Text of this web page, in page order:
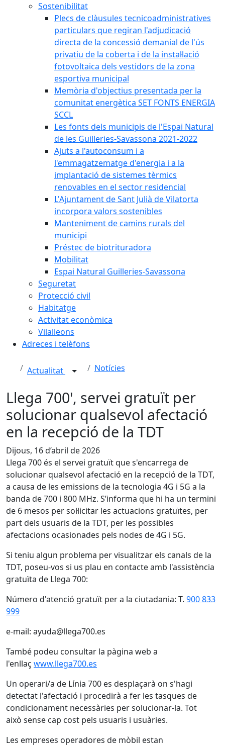
Sostenibilitat
Plecs de clàusules tecnicoadministratives
particulars que regiran l'adjudicació
directa de la concessió demanial de l'ús
privatiu de la coberta i de la instal·lació
fotovoltaica dels vestidors de la zona
esportiva municipal
Memòria d'objectius presentada per la
comunitat energètica SET FONTS ENERGIA
SCCL
Les fonts dels municipis de l'Espai Natural
de les Guilleries-Savassona 2021-2022
Ajuts a l'autoconsum i a
l'emmagatzematge d'energia i a la
implantació de sistemes tèrmics
renovables en el sector residencial
L'Ajuntament de Sant Julià de Vilatorta
incorpora valors sostenibles
Manteniment de camins rurals del
municipi
Préstec de biotrituradora
Mobilitat
Espai Natural Guilleries-Savassona
Seguretat
Protecció civil
Habitatge
Activitat econòmica
Vilalleons
Adreces i telèfons
Actualitat Notícies
Llega 700', servei gratuït per
solucionar qualsevol afectació
en la recepció de la TDT
Dijous, 16 d’abril de 2026
Llega 700 és el servei gratuït que s'encarrega de
solucionar qualsevol afectació en la recepció de la TDT,
a causa de les emissions de la tecnologia 4G i 5G a la
banda de 700 i 800 MHz. S’informa que hi ha un termini
de 6 mesos per sol·licitar les actuacions gratuïtes, per
part dels usuaris de la TDT, per les possibles
afectacions ocasionades pels nodes de 4G i 5G.
Si teniu algun problema per visualitzar els canals de la
TDT, poseu-vos si us plau en contacte amb l'assistència
gratuïta de Llega 700:
Número d'atenció gratuït per a la ciutadania: T. 900 833
999
e-mail: ayuda@llega700.es
També podeu consultar la pàgina web a
l'enllaç www.llega700.es
Un operari/a de Línia 700 es desplaçarà on s'hagi
detectat l'afectació i procedirà a fer les tasques de
condicionament necessàries per solucionar-la. Tot
això sense cap cost pels usuaris i usuàries.
Les empreses operadores de mòbil estan